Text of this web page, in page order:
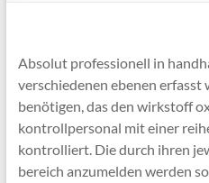
Absolut professionell in
verschiedenen ebenen erfasst
benötigen, das den wirkstoff
kontrollpersonal mit einer
kontrolliert. Die durch ihren
bereich anzumelden werden